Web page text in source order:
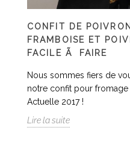
CONFIT DE
FRAMBOISE ET
FACILE Ã FAIRE
Nous sommes fiers de
notre confit pour fromage
Actuelle 2017 !
Lire la suite